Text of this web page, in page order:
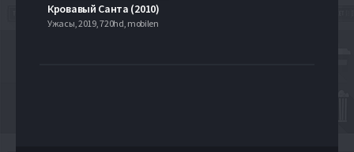
Кровавый Санта (2010)
Ужасы, 2019, 720hd, mobilen